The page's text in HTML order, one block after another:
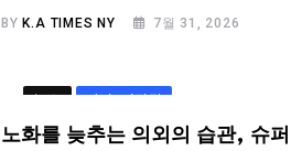
BY K.A TIMES NY 7월 31, 2026
뉴스 라이프/건강
노화를 늦추는 의외의 습관, 슈퍼